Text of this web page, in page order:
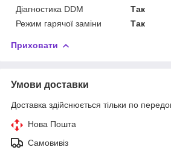
Діагностика DDM
Так
Режим гарячої заміни
Так
Приховати
Умови доставки
Доставка здійснюється тільки по
Нова Пошта
Самовивіз